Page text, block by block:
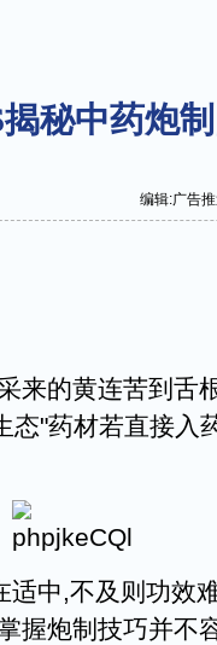
秘中药炮
编辑:广告
来的黄连苦到舌
"药材若直接入
适中,不及则功效
握炮制技巧并不